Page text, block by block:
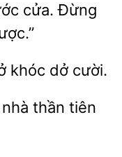
cửa. Đừng
dở cười.
thần tiên